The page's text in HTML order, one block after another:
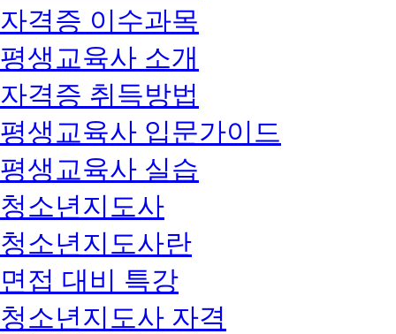
자격증 이수과목
평생교육사 소개
자격증 취득방법
평생교육사 입문가이드
평생교육사 실습
청소년지도사
청소년지도사란
면접 대비 특강
청소년지도사 자격